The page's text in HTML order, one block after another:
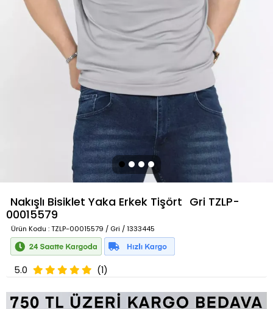
Nakışlı Bisiklet Yaka Erkek Tişört Gri TZLP-
00015579
Ürün Kodu : TZLP-00015579 / Gri / 1333445
5.0 (1)